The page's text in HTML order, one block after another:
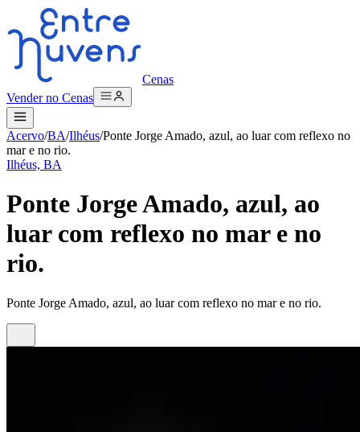
Cenas
Vender no Cenas
Acervo/BA/Ilhéus/Ponte Jorge Amado, azul, ao luar com reflexo no
mar e no rio.
Ilhéus, BA
Ponte Jorge Amado, azul, ao
luar com reflexo no mar e no
rio.
Ponte Jorge Amado, azul, ao luar com reflexo no mar e no rio.